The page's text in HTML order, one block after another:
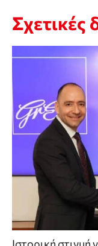
Σχετικές